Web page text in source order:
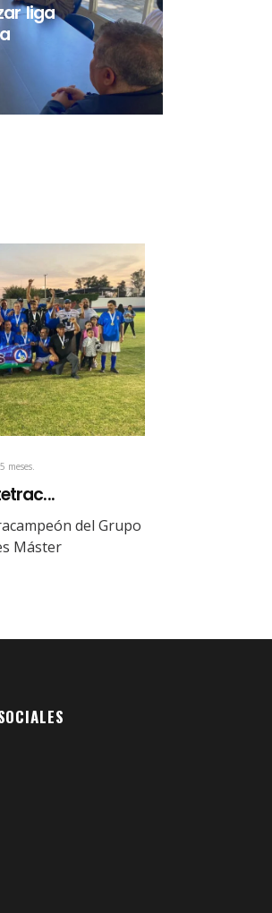
liga
5 meses.
del Grupo
Máster